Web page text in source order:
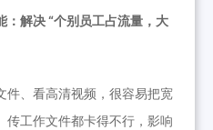
解决 “个别员工占流量，大
件、看高清视频，很容易把宽
传工作文件都卡得不行，影响